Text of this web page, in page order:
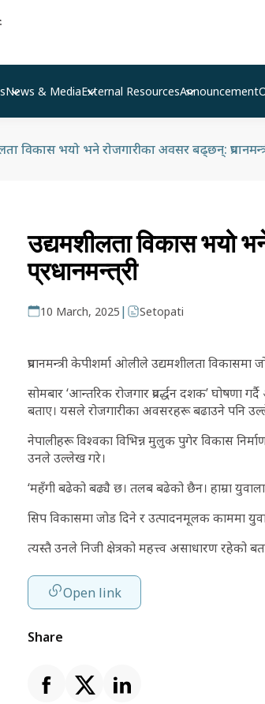
News & MediaExternal ResourcesAnnouncement
विकास भयो भने रोजगारीका अवसर बढ्छन्:
उद्यमशीलता विकास भयो
प्रधानमन्त्री
10 March, 2025 | Setopati
प्रधानमन्त्री केपीशर्मा ओलीले उद्यमशीलता विकासमा
सोमबार ‘आन्तरिक रोजगार प्रवर्द्धन दशक’ घोषणा
बताए। यसले रोजगारीका अवसरहरू बढाउने पनि
नेपालीहरू विश्वका विभिन्न मुलुक पुगेर विकास
उनले उल्लेख गरे‌।
‘महँगी बढेको बढ्यै छ। तलब बढेको छैन। हाम्रा युवालाई
सिप विकासमा जोड दिने र उत्पादनमूलक काममा
त्यस्तै उनले निजी क्षेत्रको महत्त्व असाधारण रहेको
Open link
Share